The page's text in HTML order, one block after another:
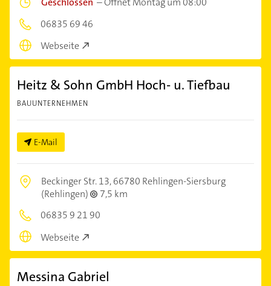
06835 69 46
Webseite
Heitz & Sohn GmbH Hoch- u. Tiefbau
BAUUNTERNEHMEN
E-Mail
Beckinger Str. 13,66780 Rehlingen-Siersburg
(Rehlingen)
7,5 km
06835 9 21 90
Webseite
Messina Gabriel